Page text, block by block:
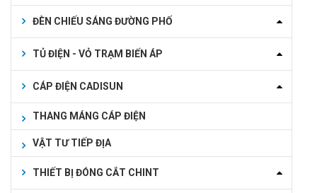
ĐÈN CHIẾU SÁNG ĐƯỜNG PHỐ
TỦ ĐIỆN - VỎ TRẠM BIẾN ÁP
CÁP ĐIỆN CADISUN
THANG MÁNG CÁP ĐIỆN
VẬT TƯ TIẾP ĐỊA
THIẾT BỊ ĐÓNG CẮT CHINT